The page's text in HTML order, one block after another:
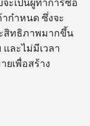
ะเป็นผู้ทำการซื้อ
กำหนด ซึ่งจะ
สิทธิภาพมากขึ้น
ละไม่มีเวลา
เพื่อสร้าง